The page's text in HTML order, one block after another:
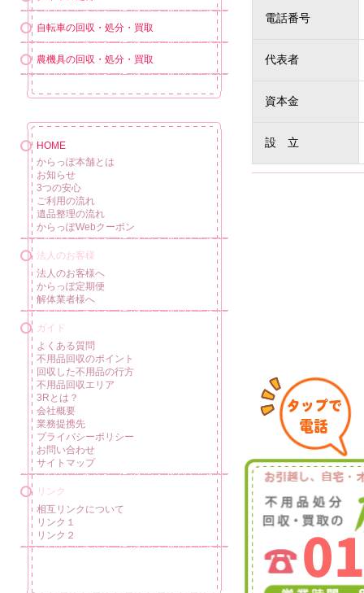
電話番号
代表者
資本金
設 立
自転車の回収・処分・買取
農機具の回収・処分・買取
HOME
からっぽ本舗とは
お知らせ
3つの安心
ご利用の流れ
遺品整理の流れ
からっぽWebクーポン
法人のお客様
法人のお客様へ
からっぽ定期便
解体業者様へ
ガイド
よくある質問
不用品回収のポイント
回収した不用品の行方
不用品回収エリア
3Rとは？
会社概要
業務提携先
プライバシーポリシー
お問い合わせ
サイトマップ
リンク
相互リンクについて
リンク１
リンク２